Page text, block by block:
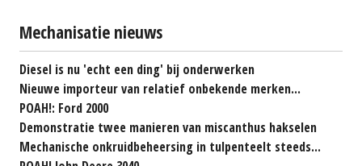
Mechanisatie nieuws
Diesel is nu 'echt een ding' bij onderwerken
Nieuwe importeur van relatief onbekende merken...
POAH!: Ford 2000
Demonstratie twee manieren van miscanthus hakselen
Mechanische onkruidbeheersing in tulpenteelt steeds...